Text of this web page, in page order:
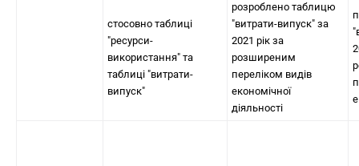
стосовно таблиці
"ресурси-
використання" та
таблиці "витрати-
випуск"
розроблено таблицю
"витрати-випуск" за
2021 рік за
розширеним
переліком видів
економічної
діяльності